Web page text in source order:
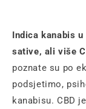
Indica kanabis
sative, ali više
poznate su po
podsjetimo,
kanabisu. CBD